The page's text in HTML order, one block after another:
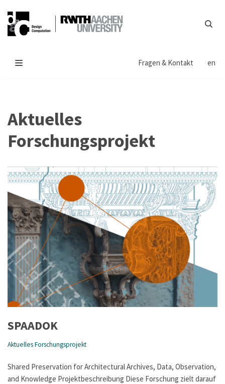
Zum
Inhalt
Fragen & Kontakt
en
Aktuelles
Forschungsprojekt
SPAADOK
Aktuelles Forschungsprojekt
Shared Preservation for Architectural Archives, Data, Observation,
and Knowledge Projektbeschreibung Diese Forschung zielt darauf